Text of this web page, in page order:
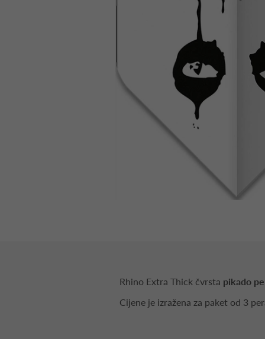
Rhino Extra Thick čvrsta pikado
Cijene je izražena za paket od 3